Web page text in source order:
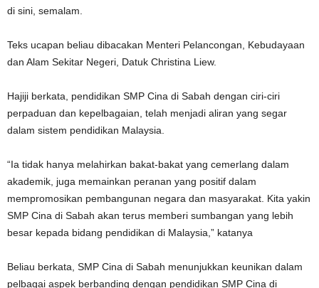
di sini, semalam.
Teks ucapan beliau dibacakan Menteri Pelancongan, Kebudayaan
dan Alam Sekitar Negeri, Datuk Christina Liew.
Hajiji berkata, pendidikan SMP Cina di Sabah dengan ciri-ciri
perpaduan dan kepelbagaian, telah menjadi aliran yang segar
dalam sistem pendidikan Malaysia.
“Ia tidak hanya melahirkan bakat-bakat yang cemerlang dalam
akademik, juga memainkan peranan yang positif dalam
mempromosikan pembangunan negara dan masyarakat. Kita yakin
SMP Cina di Sabah akan terus memberi sumbangan yang lebih
besar kepada bidang pendidikan di Malaysia,” katanya
Beliau berkata, SMP Cina di Sabah menunjukkan keunikan dalam
pelbagai aspek berbanding dengan pendidikan SMP Cina di